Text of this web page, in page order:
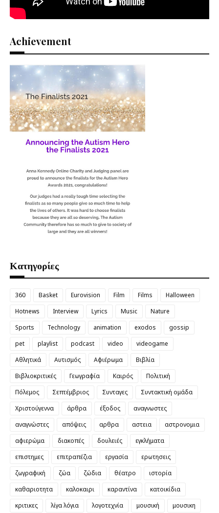
Achievement
Κατηγορίες
360 Basket Eurovision Film Films
Halloween
Hotnews
Interview Lyrics Music
Nature
Sports
Technology animation exodos
gossip
pet
playlist podcast video
videogame
Αθλητικά
Αυτισμός Αφιέρωμα
Βιβλία
Βιβλιοκριτικές
Γεωγραφία Καιρός
Πολιτική
Πόλεμος
Σεπτέμβριος Συνταγες
Συντακτική ομάδα
Χριστούγεννα
άρθρα έξοδος
αναγνωστες
αναγνώστες
απόψεις αρθρα αστεια
αστρονομια
αφιερώμα
διακοπές δουλειές
εγκλήματα
επιστημες
επιτραπέζια εργασία
ερωτησεις
ζωγραφική
ζώα ζώδια θέατρο
ιστορία
καθαριοτητα
καλοκαιρι καραντίνα
κατοικίδια
κριτικες
λίγα λόγια λογοτεχνία μουσική
μουσικη